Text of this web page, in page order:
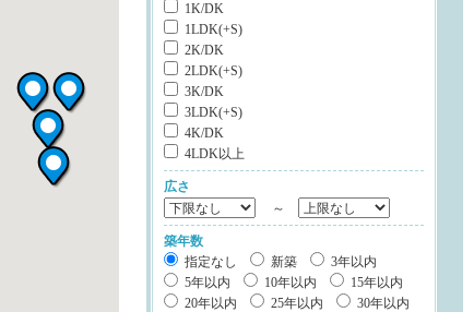
1K/DK
1LDK(+S)
2K/DK
2LDK(+S)
3K/DK
3LDK(+S)
4K/DK
4LDK以上
広さ
～
築年数
指定なし
新築
3年以内
5年以内
10年以内
15年以内
20年以内
25年以内 30年以内